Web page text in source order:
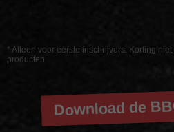
* Alleen voor eerste inschrijvers. Korting
producten
Download de